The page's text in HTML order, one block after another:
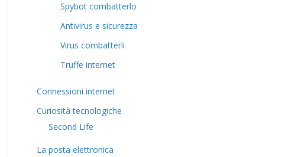
Spybot combatterlo
Antivirus e sicurezza
Virus combatterli
Truffe internet
Connessioni internet
Curiosità tecnologiche
​Second Life
La posta elettronica